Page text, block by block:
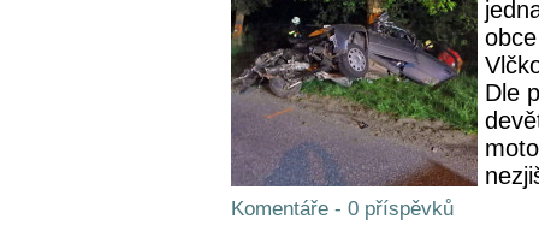
Dle
Komentáře - 0 příspěvků